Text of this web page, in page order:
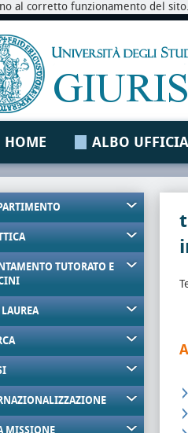
al corretto funzionamento del
HOME ALBO
TUTORATO E
LAUREA
MISSIONE